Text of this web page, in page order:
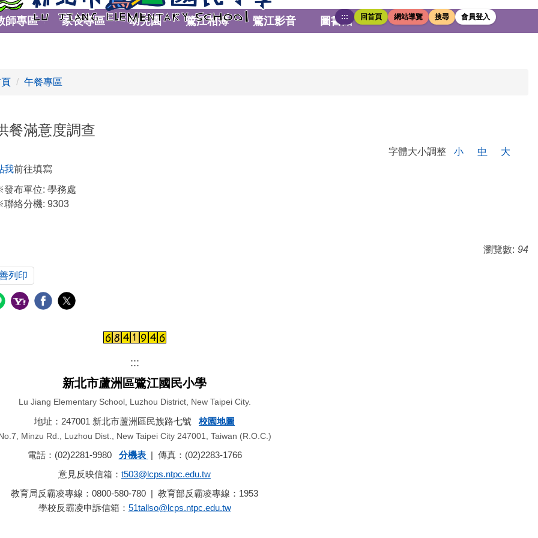
::: 回首頁 網站導覽 搜尋 會員登入
師專區 家長專區 幼兒園 鷺江相簿 鷺江影音 圖書館
午餐專區
餐滿意度調查
字體大小調整 小 中
大
我前往填寫
布單位:學務處
絡分機:9303
瀏覽數: 94
列印
:::
新北市蘆洲區鷺江國民小學
Lu Jiang Elementary School, Luzhou District, New Taipei City.
地址：247001 新北市蘆洲區民族路七號 校園地圖
Minzu Rd., Luzhou Dist., New Taipei City 247001, Taiwan (R.O.C.)
電話：(02)2281-9980 分機表 | 傳真：(02)2283-1766
意見反映信箱： t503@lcps.ntpc.edu.tw
教育局反霸凌專線：0800-580-780 | 教育部反霸凌專線：1953
學校反霸凌申訴信箱： 51tallso@lcps.ntpc.edu.tw